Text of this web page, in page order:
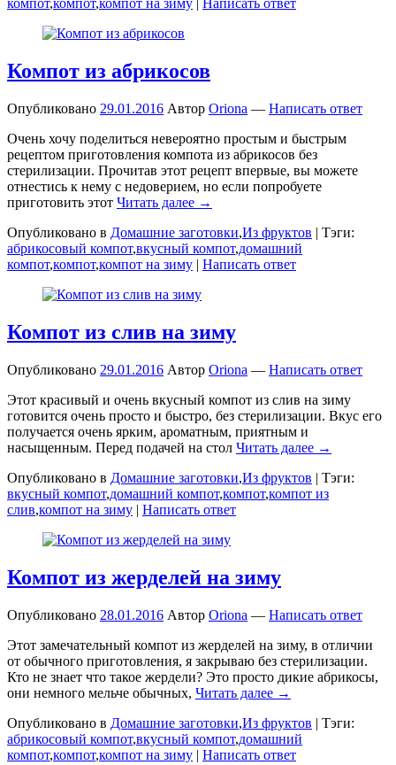
компот,компот,компот на зиму Написать ответ
Компот из абрикосов
Опубликовано 29.01.2016 Автор Oriona — Написать ответ
Очень хочу поделиться невероятно простым и быстрым
рецептом приготовления компота из абрикосов без
стерилизации. Прочитав этот рецепт впервые, вы можете
отнестись к нему с недоверием, но если попробуете
приготовить этот Читать далее →
Опубликовано в Домашние заготовки,Из фруктов | Тэги:
абрикосовый компот,вкусный компот,домашний
компот,компот,компот на зиму | Написать ответ
Компот из слив на зиму
Опубликовано 29.01.2016 Автор Oriona — Написать ответ
Этот красивый и очень вкусный компот из слив на зиму
готовится очень просто и быстро, без стерилизации. Вкус его
получается очень ярким, ароматным, приятным и
насыщенным. Перед подачей на стол Читать далее →
Опубликовано в Домашние заготовки,Из фруктов | Тэги:
вкусный компот,домашний компот,компот,компот из
слив,компот на зиму | Написать ответ
Компот из жерделей на зиму
Опубликовано 28.01.2016 Автор Oriona — Написать ответ
Этот замечательный компот из жерделей на зиму, в отличии
от обычного приготовления, я закрываю без стерилизации.
Кто не знает что такое жердели? Это просто дикие абрикосы,
они немного мельче обычных, Читать далее →
Опубликовано в Домашние заготовки,Из фруктов | Тэги:
абрикосовый компот,вкусный компот,домашний
компот,компот,компот на зиму | Написать ответ